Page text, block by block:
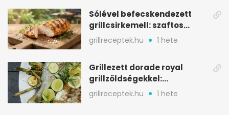
Sólével befecskendezett
grillcsirkemell: szaftos
marad, nem szárad ki
grillreceptek.hu 1 hete
Grillezett dorade royal
grillzöldségekkel:
mediterrán ízek a rostélyról
grillreceptek.hu 1 hete